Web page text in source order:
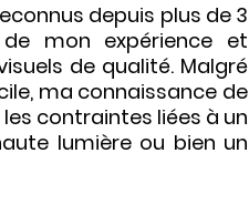
depuis plus de 3
mon expérience et
de qualité. Malgré
ma connaissance de
contraintes liées à un
lumière ou bien un